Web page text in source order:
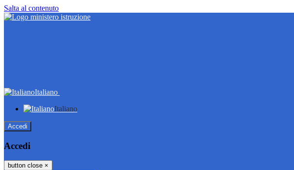
Salta al contenuto
Italiano
Italiano
Accedi
Accedi
button close ×